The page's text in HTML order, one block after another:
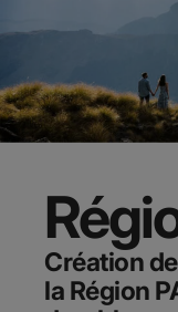
Création
la Région